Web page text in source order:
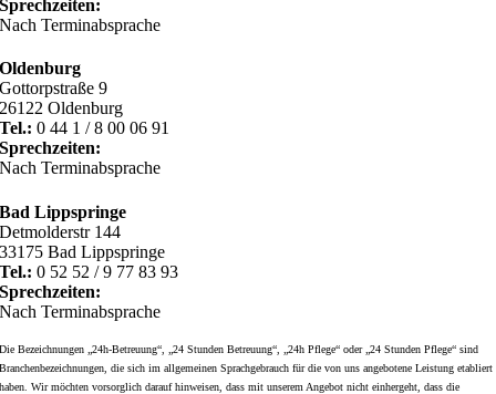
Sprechzeiten:
Nach Terminabsprache
Oldenburg
Gottorpstraße 9
26122 Oldenburg
Tel.: 0 44 1 / 8 00 06 91
Sprechzeiten:
Nach Terminabsprache
Bad Lippspringe
Detmolderstr 144
33175 Bad Lippspringe
Tel.: 0 52 52 / 9 77 83 93
Sprechzeiten:
Nach Terminabsprache
Die Bezeichnungen „24h-Betreuung“, „24 Stunden Betreuung“, „24h Pflege“ oder „24 Stunden Pflege“ sind
Branchenbezeichnungen, die sich im allgemeinen Sprachgebrauch für die von uns angebotene Leistung etabliert
haben. Wir möchten vorsorglich darauf hinweisen, dass mit unserem Angebot nicht einhergeht, dass die